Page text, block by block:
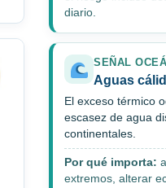
diario.
SEÑAL
Aguas
El exceso térmico
escasez de agua
continentales.
Por qué importa:
extremos, alterar